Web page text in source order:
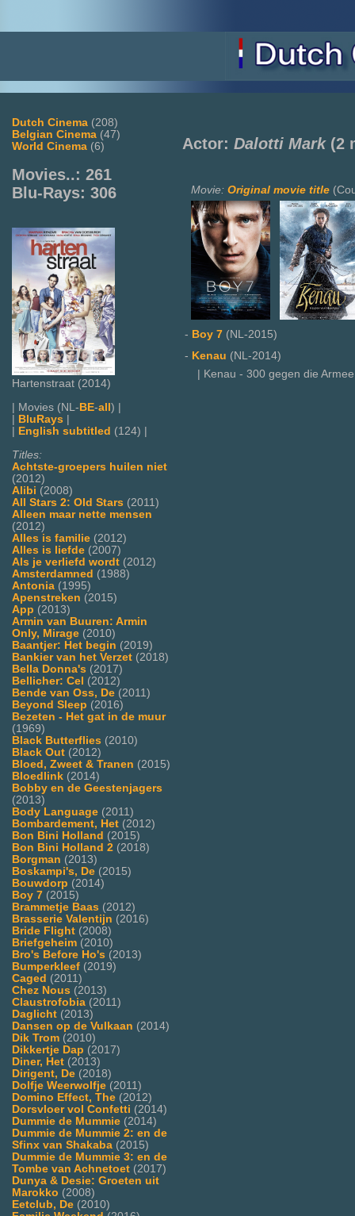
Dutch Cinema (208)
Belgian Cinema (47)
World Cinema (6)
Movies..: 261
Blu-Rays: 306
Hartenstraat (2014)
| Movies (NL-BE-all) |
| BluRays |
| English subtitled (124) |
Titles:
Achtste-groepers huilen niet
(2012)
Alibi (2008)
All Stars 2: Old Stars (2011)
Alleen maar nette mensen
(2012)
Alles is familie (2012)
Alles is liefde (2007)
Als je verliefd wordt (2012)
Amsterdamned (1988)
Antonia (1995)
Apenstreken (2015)
App (2013)
Armin van Buuren: Armin
Only, Mirage (2010)
Baantjer: Het begin (2019)
Bankier van het Verzet (2018)
Bella Donna's (2017)
Bellicher: Cel (2012)
Bende van Oss, De (2011)
Beyond Sleep (2016)
Bezeten - Het gat in de muur
(1969)
Black Butterflies (2010)
Black Out (2012)
Bloed, Zweet & Tranen (2015)
Bloedlink (2014)
Bobby en de Geestenjagers
(2013)
Body Language (2011)
Bombardement, Het (2012)
Bon Bini Holland (2015)
Bon Bini Holland 2 (2018)
Borgman (2013)
Boskampi's, De (2015)
Bouwdorp (2014)
Boy 7 (2015)
Brammetje Baas (2012)
Brasserie Valentijn (2016)
Bride Flight (2008)
Briefgeheim (2010)
Bro's Before Ho's (2013)
Bumperkleef (2019)
Caged (2011)
Chez Nous (2013)
Claustrofobia (2011)
Daglicht (2013)
Dansen op de Vulkaan (2014)
Dik Trom (2010)
Dikkertje Dap (2017)
Diner, Het (2013)
Dirigent, De (2018)
Dolfje Weerwolfje (2011)
Domino Effect, The (2012)
Dorsvloer vol Confetti (2014)
Dummie de Mummie (2014)
Dummie de Mummie 2: en de
Sfinx van Shakaba (2015)
Dummie de Mummie 3: en de
Tombe van Achnetoet (2017)
Dunya & Desie: Groeten uit
Marokko (2008)
Eetclub, De (2010)
Actor: Dalotti Mark(2
Movie: Original movie title
- Boy 7 (NL-2015)
- Kenau (NL-2014)
| Kenau - 300 gegen die